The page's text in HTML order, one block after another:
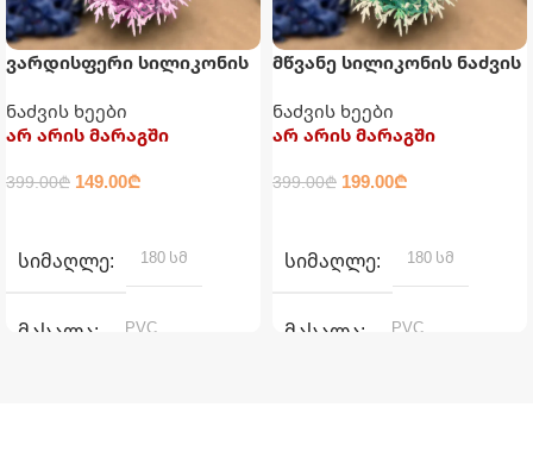
ვარდისფერი სილიკონის
ნაძვის ხეები
არ არის მარაგში
399.00₾ 149.00₾
ᲡᲘᲛᲐᲦᲚᲔ 180 სმ
ᲛᲐᲡᲐᲚᲐ
PVC
მწვანე სილიკონის ნაძვის
ნაძვის ხეები
არ არის მარაგში
399.00₾ 199.00₾
ᲡᲘᲛᲐᲦᲚᲔ 180 სმ
ᲛᲐᲡᲐᲚᲐ
PVC